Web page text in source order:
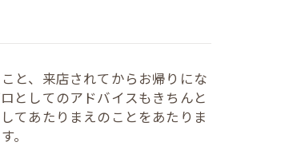
と、来店されてからお帰りにな
としてのアドバイスもきちんと
てあたりまえのことをあたりま
。